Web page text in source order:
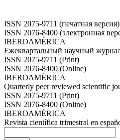
ISSN 2075-9711 (печатная версия)
ISSN 2076-8400 (электронная
IBEROAMÉRICA
Ежеквартальный научный
ISSN 2075-9711 (Print)
ISSN 2076-8400 (Online)
IBEROAMÉRICA
Quarterly peer reviewed scientific
ISSN 2075-9711 (Print)
ISSN 2076-8400 (Online)
IBEROAMÉRICA
Revista científica trimestral en